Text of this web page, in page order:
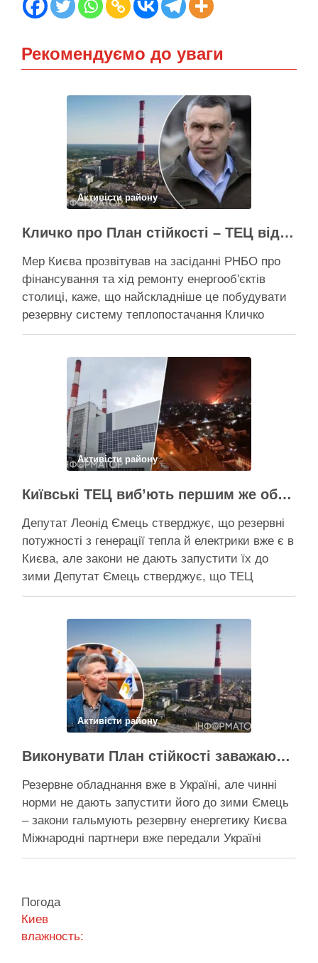
Рекомендуємо до уваги
Активісти району
Кличко про План стійкості – ТЕЦ відновили вже на 65%, будується захист ІІ рівня
Мер Києва прозвітував на засіданні РНБО про
фінансування та хід ремонту енергооб'єктів
столиці, каже, що найскладніше це побудувати
резервну систему теплопостачання Кличко
розповів про виконання Плану стійкості Києва на
пошкоджених енергооб’єктів на 65%, а на
потреби Плану стійкості столиця залучила
понад 10 млрд грн, …
Поділитися у соцмережах:
Активісти району
Київські ТЕЦ виб’ють першим же обстрілом, План стійкості не спрацює – депутат Київради Ємець
Депутат Леонід Ємець стверджує, що резервні
потужності з генерації тепла й електрики вже є в
Києва, але закони не дають запустити їх до
зими Депутат Ємець стверджує, що ТЕЦ
можуть бути знищені першим же ракетним
генерація тепла, але ввести її в експлуатацію
швидко не вийде …
Поділитися у соцмережах:
Активісти району
Виконувати План стійкості заважають законодавчі обмеження – депутат Київради
Резервне обладнання вже в Україні, але чинні
норми не дають запустити його до зими Ємець
– закони гальмують резервну енергетику Києва
Міжнародні партнери вже передали Україні
обладнання для резервного енергозабезпечення
4 серпня заявив депутат Київської міської ради
від …
Погода
Киев
влажность: